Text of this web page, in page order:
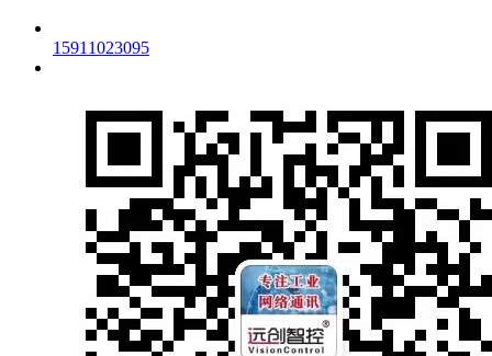
15911023095